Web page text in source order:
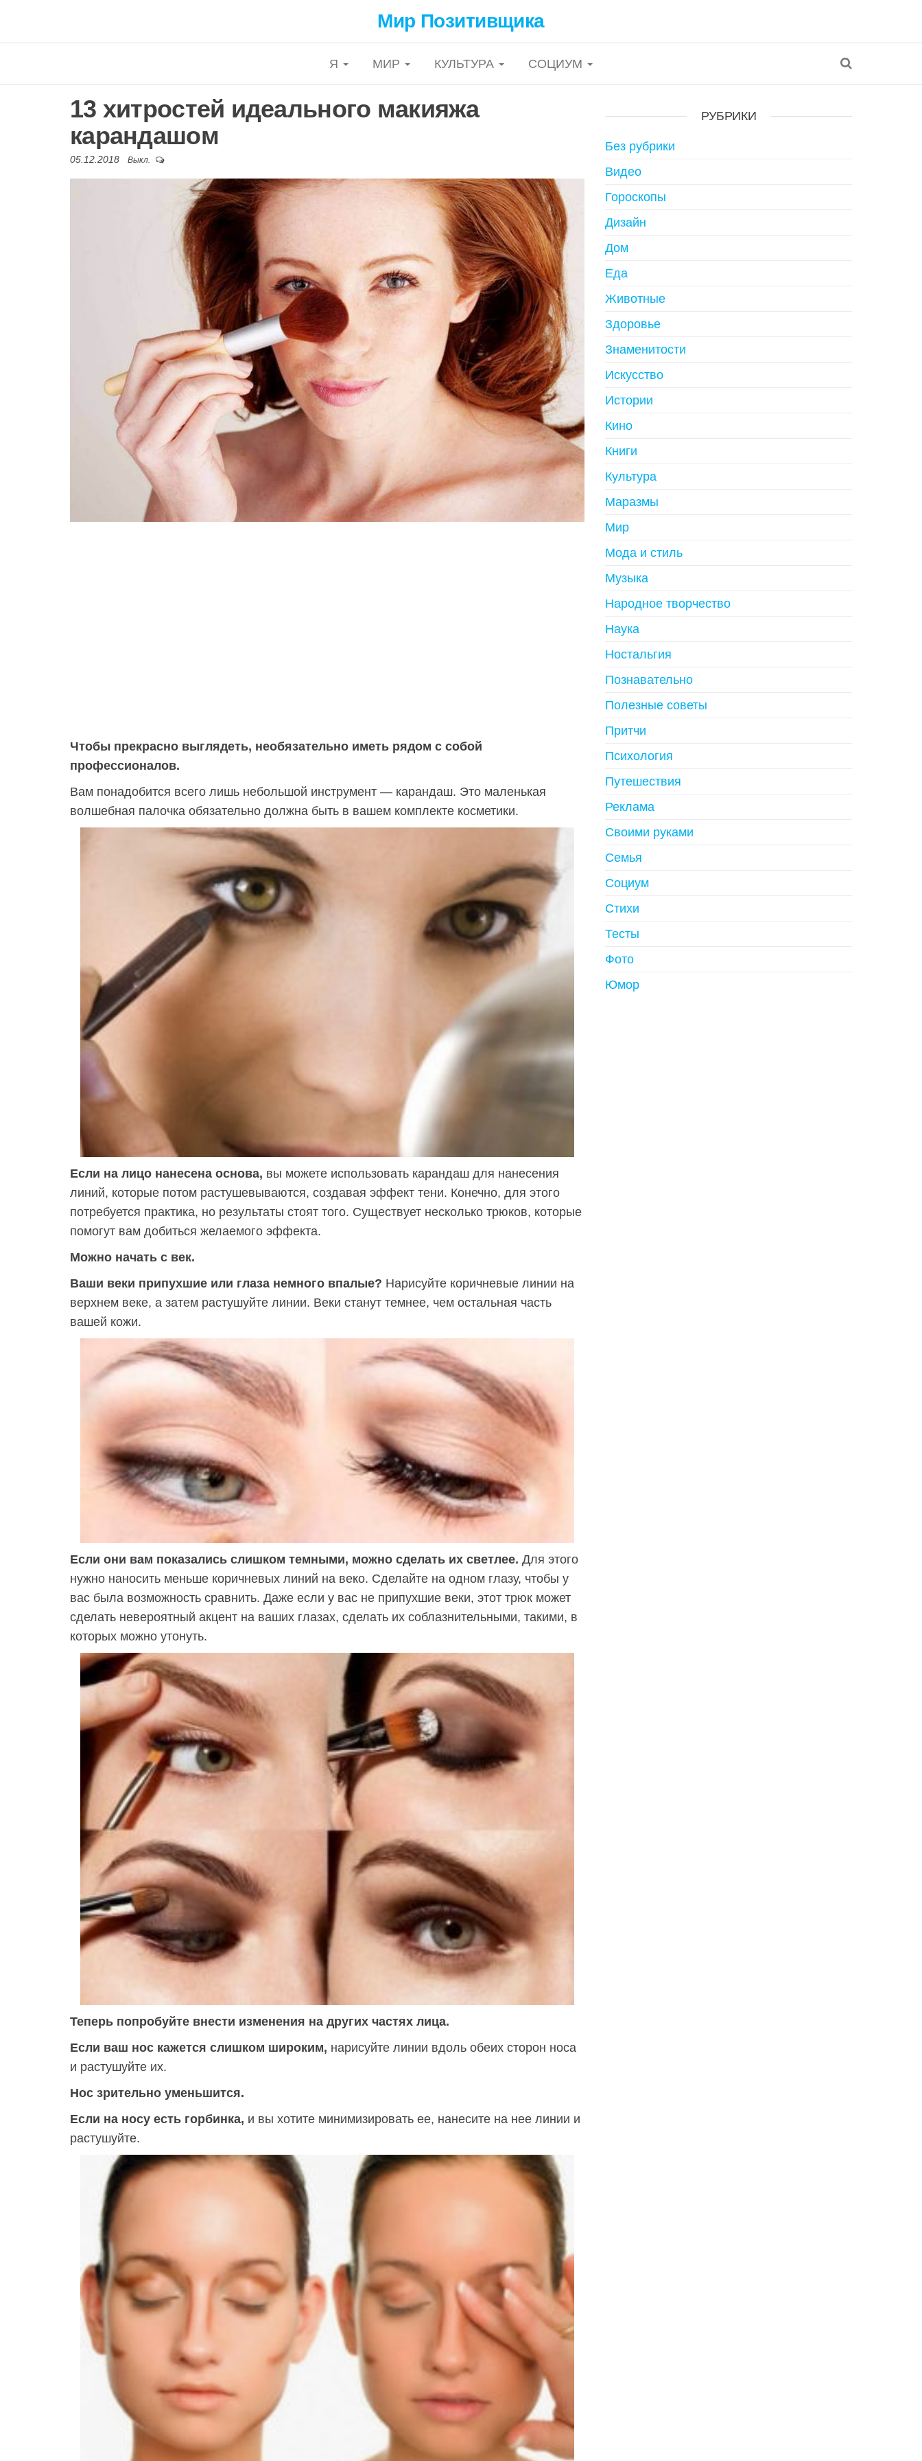
Мир Позитивщика
Я МИР КУЛЬТУРА СОЦИУМ
13 хитростей идеального макияжа
карандашом
05.12.2018 Выкл.
Чтобы прекрасно выглядеть, необязательно иметь рядом с собой
профессионалов.
Вам понадобится всего лишь небольшой инструмент — карандаш. Это маленькая
волшебная палочка обязательно должна быть в вашем комплекте косметики.
Если на лицо нанесена основа, вы можете использовать карандаш для нанесения
линий, которые потом растушевываются, создавая эффект тени. Конечно, для этого
потребуется практика, но результаты стоят того. Существует несколько трюков, которые
помогут вам добиться желаемого эффекта.
Можно начать с век.
Ваши веки припухшие или глаза немного впалые? Нарисуйте коричневые линии на
верхнем веке, а затем растушуйте линии. Веки станут темнее, чем остальная часть
вашей кожи.
Если они вам показались слишком темными, можно сделать их светлее. Для этого
нужно наносить меньше коричневых линий на веко. Сделайте на одном глазу, чтобы у
вас была возможность сравнить. Даже если у вас не припухшие веки, этот трюк может
сделать невероятный акцент на ваших глазах, сделать их соблазнительными, такими, в
которых можно утонуть.
Теперь попробуйте внести изменения на других частях лица.
Если ваш нос кажется слишком широким, нарисуйте линии вдоль обеих сторон носа
и растушуйте их.
Нос зрительно уменьшится.
Если на носу есть горбинка, и вы хотите минимизировать ее, нанесите на нее линии и
растушуйте.
РУБРИКИ
Без рубрики
Видео
Гороскопы
Дизайн
Дом
Еда
Животные
Здоровье
Знаменитости
Искусство
Истории
Кино
Книги
Культура
Маразмы
Мир
Мода и стиль
Музыка
Народное творчество
Наука
Ностальгия
Познавательно
Полезные советы
Притчи
Психология
Путешествия
Реклама
Своими руками
Семья
Социум
Стихи
Тесты
Фото
Юмор